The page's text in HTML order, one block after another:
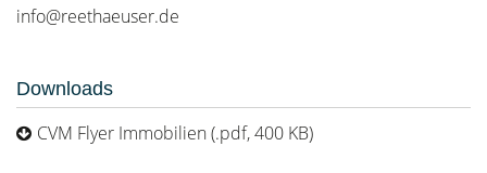
info@reethaeuser.de
Downloads
CVM Flyer Immobilien (.pdf, 400 KB)